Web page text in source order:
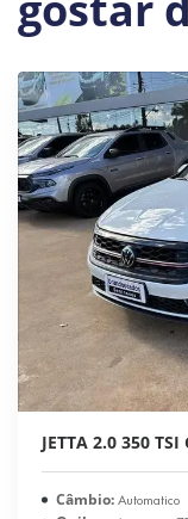
JETTA 2.0 350
Câmbio:Automatico